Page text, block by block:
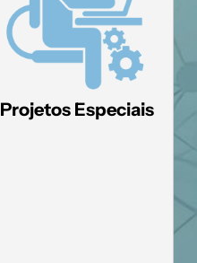
Projetos Especiais